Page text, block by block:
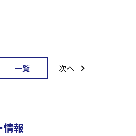
一覧 次へ
報